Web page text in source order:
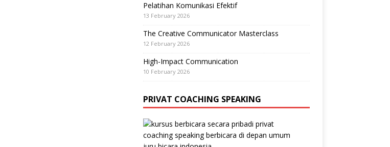
Pelatihan Komunikasi Efektif
13 February 2026
The Creative Communicator Masterclass
12 February 2026
High-Impact Communication
10 February 2026
PRIVAT COACHING SPEAKING